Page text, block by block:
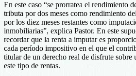
En este caso “se prorratea el rendimiento
tributa por dos meses como rendimiento
por los diez meses restantes como
inmobiliarias”, explica Pastor. En este
recordar que la renta a imputar es
cada período impositivo en el que el
titular de un derecho real de disfrute sobre
este tipo de rentas.